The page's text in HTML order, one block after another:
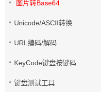
图片转Base64
Unicode/ASCII转换
URL编码/解码
KeyCode键盘按键码
键盘测试工具